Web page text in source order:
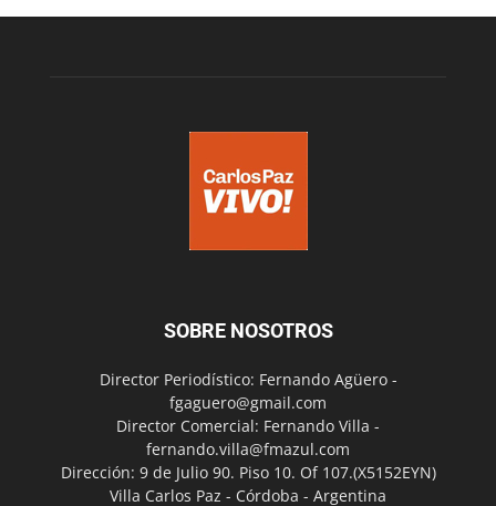
SOBRE NOSOTROS
Director Periodístico: Fernando Agüero -
fgaguero@gmail.com
Director Comercial: Fernando Villa -
fernando.villa@fmazul.com
Dirección: 9 de Julio 90. Piso 10. Of 107.(X5152EYN)
Villa Carlos Paz - Córdoba - Argentina